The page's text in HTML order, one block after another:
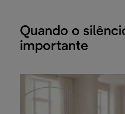
Quando o
importante